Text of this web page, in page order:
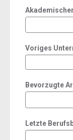
Voriges
Bevorzugte
Letzte